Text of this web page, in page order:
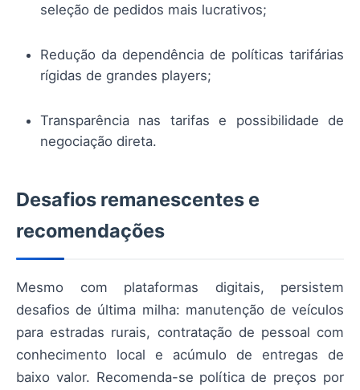
seleção de pedidos mais lucrativos;
Redução da dependência de políticas tarifárias
rígidas de grandes players;
Transparência nas tarifas e possibilidade de
negociação direta.
Desafios remanescentes e
recomendações
Mesmo com plataformas digitais, persistem
desafios de última milha: manutenção de veículos
para estradas rurais, contratação de pessoal com
conhecimento local e acúmulo de entregas de
baixo valor. Recomenda-se política de preços por